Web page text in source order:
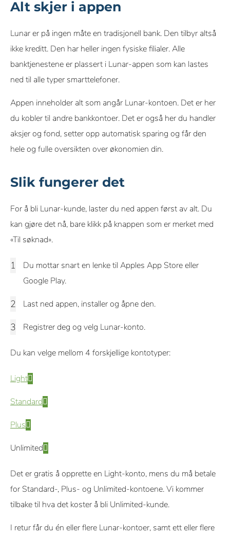
Alt skjer i appen
Lunar er på ingen måte en tradisjonell bank. Den tilbyr altså
ikke kreditt. Den har heller ingen fysiske filialer. Alle
banktjenestene er plassert i Lunar-appen som kan lastes
ned til alle typer smarttelefoner.
Appen inneholder alt som angår Lunar-kontoen. Det er her
du kobler til andre bankkontoer. Det er også her du handler
aksjer og fond, setter opp automatisk sparing og får den
hele og fulle oversikten over økonomien din.
Slik fungerer det
For å bli Lunar-kunde, laster du ned appen først av alt. Du
kan gjøre det nå, bare klikk på knappen som er merket med
«Til søknad».
Du mottar snart en lenke til Apples App Store eller
Google Play.
Last ned appen, installer og åpne den.
Registrer deg og velg Lunar-konto.
Du kan velge mellom 4 forskjellige kontotyper:
Light
Standard
Plus
Unlimited
Det er gratis å opprette en Light-konto, mens du må betale
for Standard-, Plus- og Unlimited-kontoene. Vi kommer
tilbake til hva det koster å bli Unlimited-kunde.
I retur får du én eller flere Lunar-kontoer, samt ett eller flere